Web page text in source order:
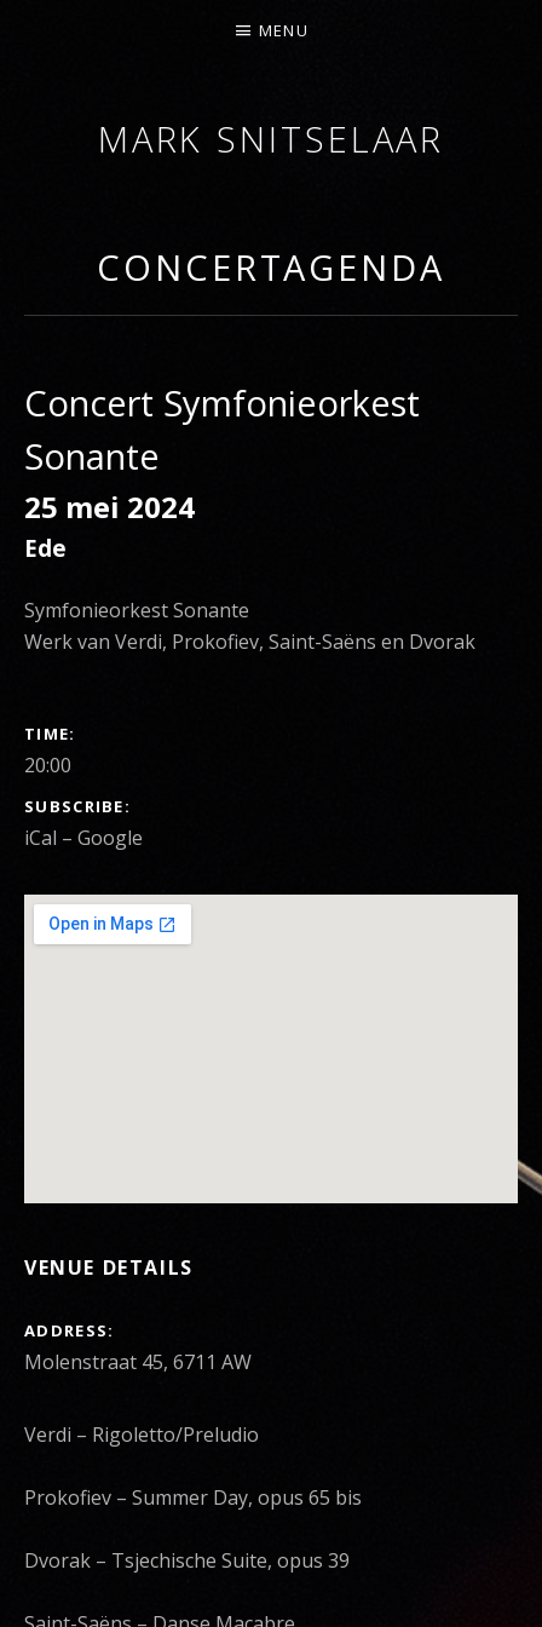
MARK SNITSELAAR
MENU
CONCERTAGENDA
Concert Symfonieorkest
Sonante
25 mei 2024
Ede
Symfonieorkest Sonante
Werk van Verdi, Prokofiev, Saint-Saëns en Dvorak
GIG DETAILS
TIME
20:00
SUBSCRIBE
iCal Google
VENUE DETAILS
ADDRESS
Verdi – Rigoletto/Preludio
Prokofiev – Summer Day, opus 65 bis
Dvorak – Tsjechische Suite, opus 39